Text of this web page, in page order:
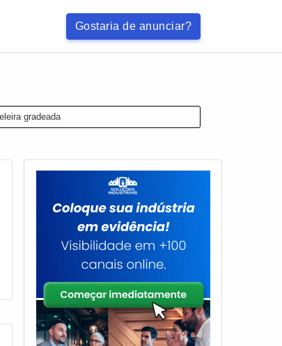
Gostaria de anunciar?
gradeada